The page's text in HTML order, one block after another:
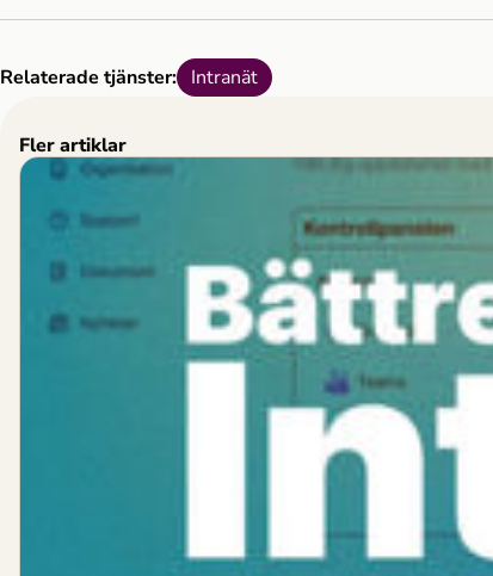
Relaterade tjänster: Intranät
Fler artiklar